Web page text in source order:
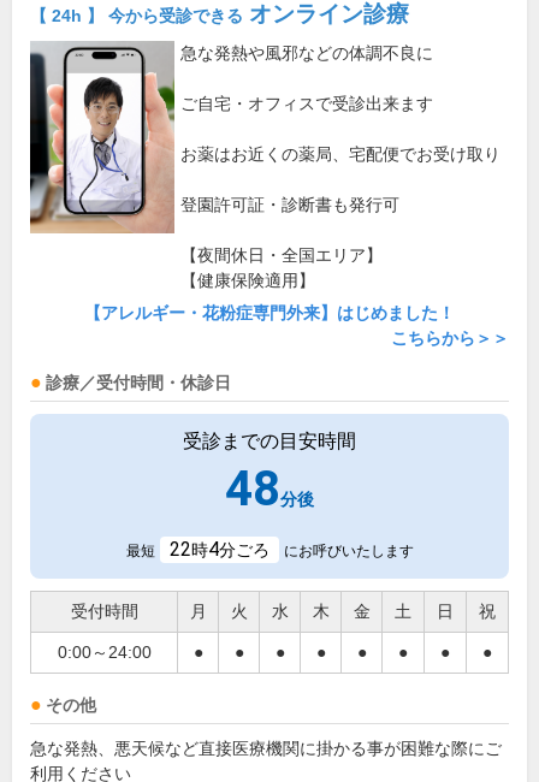
【 24h 】 今から受診できる オンライン診療
急な発熱や風邪などの体調不良に
ご自宅・オフィスで受診出来ます
お薬はお近くの薬局、宅配便でお受け取り
登園許可証・診断書も発行可
【夜間休日・全国エリア】
【健康保険適用】
【アレルギー・花粉症専門外来】はじめました！
こちらから＞＞
診療／受付時間・休診日
受診までの目安時間
48分後
最短 22時4分ごろ にお呼びいたします
受付時間 月 火 水 木 金 土 日 祝
0:00～24:00 ● ● ● ● ● ● ● ●
その他
急な発熱、悪天候など直接医療機関に掛かる事が困難な際にご
利用ください